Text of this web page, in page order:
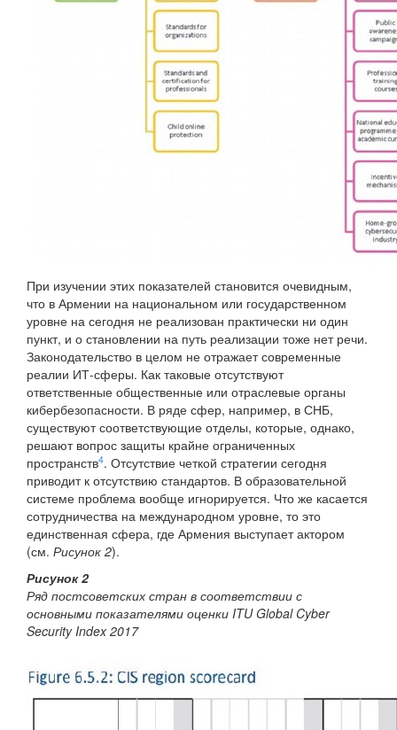
При изучении этих показателей становится очевидным,
что в Армении на национальном или государственном
уровне на сегодня не реализован практически ни один
пункт, и о становлении на путь реализации тоже нет речи.
Законодательство в целом не отражает современные
реалии ИТ-сферы. Как таковые отсутствуют
ответственные общественные или отраслевые органы
кибербезопасности. В ряде сфер, например, в СНБ,
существуют соответствующие отделы, которые, однако,
решают вопрос защиты крайне ограниченных
пространств4. Отсутствие четкой стратегии сегодня
приводит к отсутствию стандартов. В образовательной
системе проблема вообще игнорируется. Что же касается
сотрудничества на международном уровне, то это
единственная сфера, где Армения выступает актором
(см. Рисунок 2).
Рисунок 2
Ряд постсоветских стран в соответствии с
основными показателями оценки ITU Global Cyber
Security Index 2017